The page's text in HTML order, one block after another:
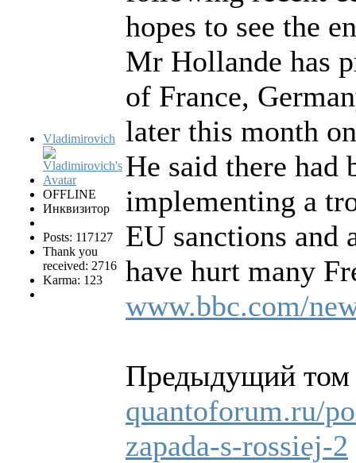
Vladimirovich
OFFLINE
Инквизитор
Posts: 117127
Thank you
received: 2716
Karma: 123
hopes to see the
Mr Hollande has
of France,
later this month
He said there had
implementing a
EU sanctions and
have hurt many
www.bbc.com/
Предыдущий том
quantoforum.ru/
zapada-s-rossiej-2